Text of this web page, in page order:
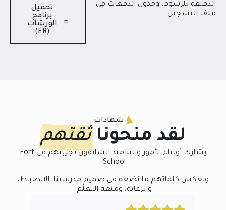
الدقيقة للرسوم، وجدول الدفعات في
ملف التسجيل.
تحميل
برنامج
الورشات
(FR)
شهادات
لقد منحونا ثقتهم
يشارك أولياء الأمور والتلاميذ السابقون تجربتهم في Fort
School.
وتعكس كلماتهم ما نضعه في صميم مدرستنا: الانضباط،
والرعاية، ومتعة التعلّم.